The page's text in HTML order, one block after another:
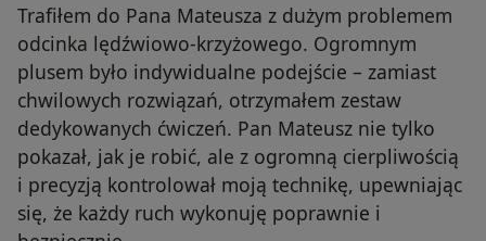
Trafiłem do Pana Mateusza z dużym problemem
odcinka lędźwiowo-krzyżowego. Ogromnym
plusem było indywidualne podejście – zamiast
chwilowych rozwiązań, otrzymałem zestaw
dedykowanych ćwiczeń. Pan Mateusz nie tylko
pokazał, jak je robić, ale z ogromną cierpliwością
i precyzją kontrolował moją technikę, upewniając
się, że każdy ruch wykonuję poprawnie i